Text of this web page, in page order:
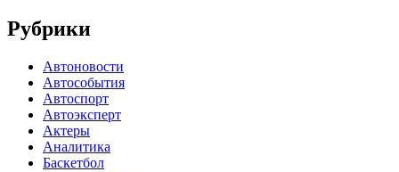
Рубрики
Автоновости
Автособытия
Автоспорт
Автоэксперт
Актеры
Аналитика
Баскетбол